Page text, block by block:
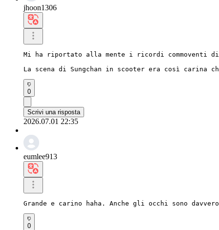
jhoon1306
Mi ha riportato alla mente i ricordi
La scena di Sungchan in scooter era così carina
0
Scrivi una risposta
2026.07.01 22:35
eumlee913
Grande e carino haha. Anche gli occhi sono
0